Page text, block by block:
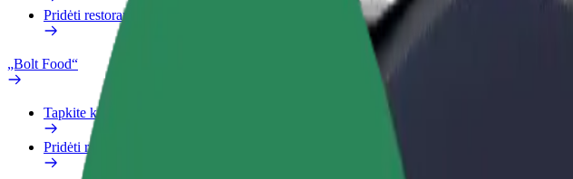
Pridėti restoraną ar parduotuvę
„Bolt Food“
Tapkite kurjeriu (-e)
Pridėti restoraną ar parduotuvę